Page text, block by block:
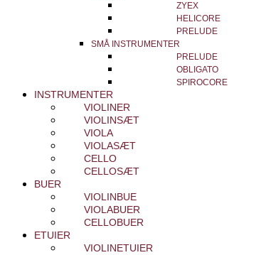
ZYEX
HELICORE
PRELUDE
SMÅ INSTRUMENTER
PRELUDE
OBLIGATO
SPIROCORE
INSTRUMENTER
VIOLINER
VIOLINSÆT
VIOLA
VIOLASÆT
CELLO
CELLOSÆT
BUER
VIOLINBUE
VIOLABUER
CELLOBUER
ETUIER
VIOLINETUIER